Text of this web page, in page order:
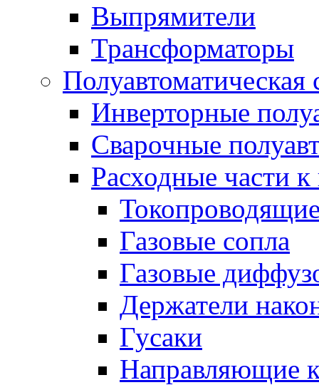
Выпрямители
Трансформаторы
Инверторные
Сварочные
Расходные части
Газовые сопла
Газовые
Держатели
Гусаки
Направляющие